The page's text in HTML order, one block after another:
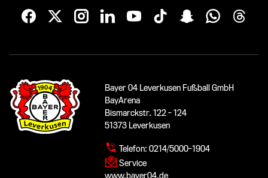
Bayer 04 Leverkusen Fußball GmbH
BayArena
Bismarckstr. 122 - 124
51373 Leverkusen
Telefon: 0214/5000-1904
Service
www.bayer04.de